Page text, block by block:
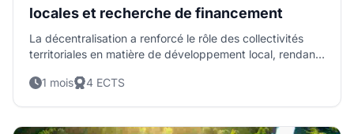
locales et recherche de financement
La décentralisation a renforcé le rôle des collectivités
territoriales en matière de développement local, rendant
financières, notamment externes. Dans le contexte de
1 mois 4 ECTS